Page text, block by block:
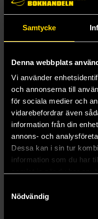
Samtycke
Denna webbplats
Vi använder
och annonserna till
för sociala medier och
vidarebefordrar även
information från din
annons- och
Dessa kan i sin tur
information som du har
Nödvändig
Afternoon Fika: Fruit Sharks
299 kr